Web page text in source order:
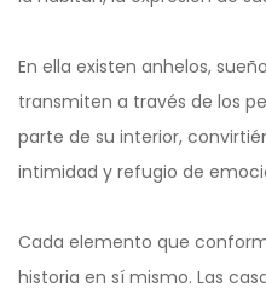
En ella existen anhelos,
transmiten a través de los
parte de su interior,
intimidad y refugio de
Cada elemento que
historia en sí mismo. Las